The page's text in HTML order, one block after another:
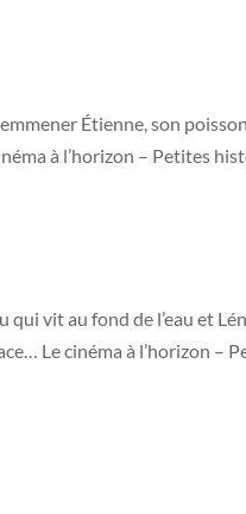
Étienne, son
à l’horizon – Petites
vit au fond de l’eau et
Le cinéma à l’horizon –